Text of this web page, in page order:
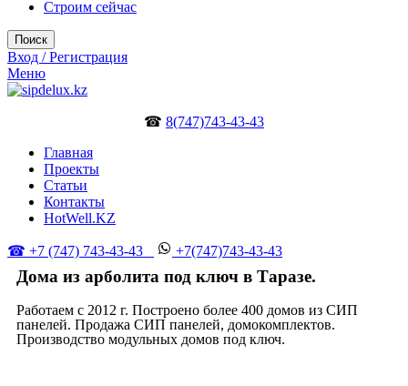
Строим сейчас
Поиск
Вход / Регистрация
Меню
☎ 8(747)743-43-43
Главная
Проекты
Статьи
Контакты
HotWell.KZ
☎ +7 (747) 743-43-43 +7(747)743-43-43
Дома из арболита под ключ в Таразе.
Работаем с 2012 г. Построено более 400 домов из СИП
панелей. Продажа СИП панелей, домокомплектов.
Производство модульных домов под ключ.